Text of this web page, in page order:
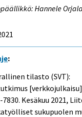
Hannele Orjala
:
tilasto (SVT):
7830. Kesäkuu 2021,
sukupuolen